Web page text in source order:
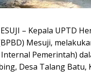
– Kepala UPTD
Mesuji,
Internal Pemerintah)
Desa Talang Batu,